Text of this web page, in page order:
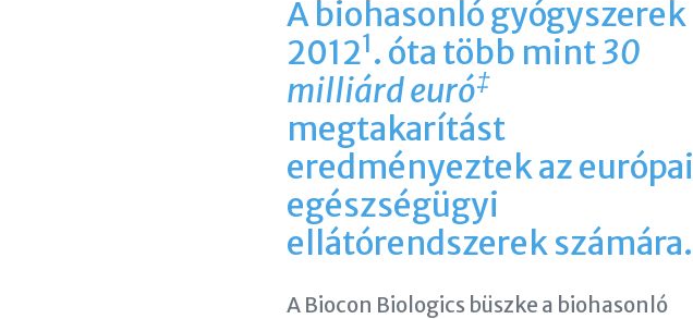
A biohasonló gyógyszerek
20121. óta több mint30
milliárd euró‡
megtakarítást
eredményeztek az európai
egészségügyi
ellátórendszerek számára.
A Biocon Biologics büszke a biohasonló